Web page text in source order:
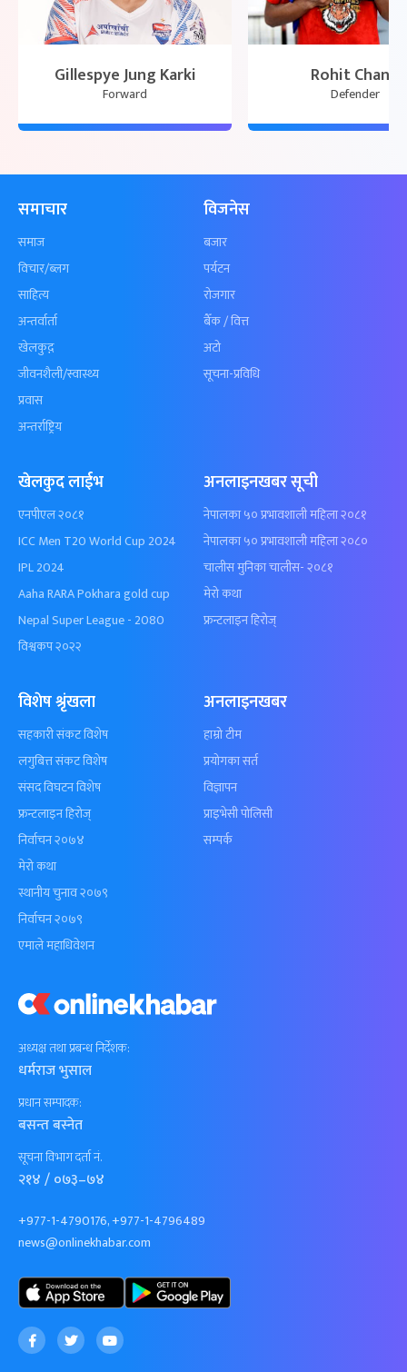
Gillespye Jung Karki
Forward
Rohit Chand
Defender
अध्यक्ष तथा प्रबन्ध निर्देशक:
धर्मराज भुसाल
प्रधान सम्पादक:
बसन्त बस्नेत
सूचना विभाग दर्ता नं.
२१४ / ०७३–७४
+977-1-4790176, +977-1-4796489
news@onlinekhabar.com
समाचार
समाज
विचार/ब्लग
साहित्य
अन्तर्वार्ता
खेलकुद़़
जीवनशैली/स्वास्थ्य
प्रवास
अन्तर्राष्ट्रिय
विजनेस
बजार
पर्यटन
रोजगार
बैँक / वित्त
अटो
सूचना-प्रविधि
खेलकुद लाईभ
एनपीएल २०८१
ICC Men T20 World Cup 2024
IPL 2024
Aaha RARA Pokhara gold cup
Nepal Super League - 2080
विश्वकप २०२२
अनलाइनखबर सूची
नेपालका ५० प्रभावशाली महिला २०८१
नेपालका ५० प्रभावशाली महिला २०८०
चालीस मुनिका चालीस- २०८१
मेरो कथा
फ्रन्टलाइन हिरोज्
विशेष श्रृंखला
सहकारी संकट विशेष
लगुबित्त संकट विशेष
संसद विघटन विशेष
फ्रन्टलाइन हिरोज्
निर्वाचन २०७४
मेरो कथा
स्थानीय चुनाव २०७९
निर्वाचन २०७९
एमाले महाधिवेशन
अनलाइनखबर
हाम्रो टीम
प्रयोगका सर्त
विज्ञापन
प्राइभेसी पोलिसी
सम्पर्क